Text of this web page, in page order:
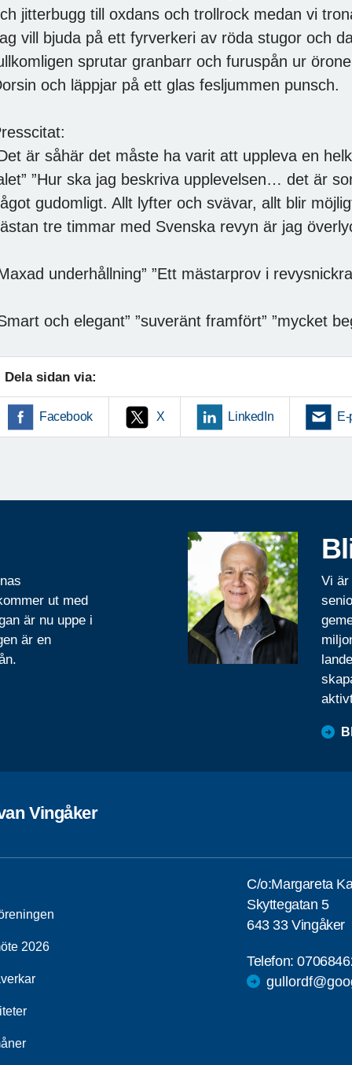
jitterbugg till oxdans och trollrock medan vi
vill bjuda på ett fyrverkeri av röda stugor och
sprutar granbarr och furuspån ur
och läppjar på ett glas fesljummen punsch.
är såhär det måste ha varit att uppleva en
”Hur ska jag beskriva upplevelsen… det är
gudomligt. Allt lyfter och svävar, allt blir
tre timmar med Svenska revyn är jag
underhållning” ”Ett mästarprov i
och elegant” ”suveränt framfört” ”mycket
Dela sidan via:
Facebook X LinkedIn
ut med
är nu uppe i
är en
Vi är
Vingåker
2026
C/o:Margareta
Skyttegatan 5
643 33 Vingåker
Telefon: